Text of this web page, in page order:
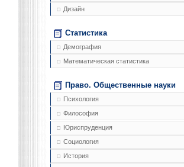
Дизайн
Статистика
Демография
Математическая статистика
Право. Общественные науки
Психология
Философия
Юриспруденция
Социология
История